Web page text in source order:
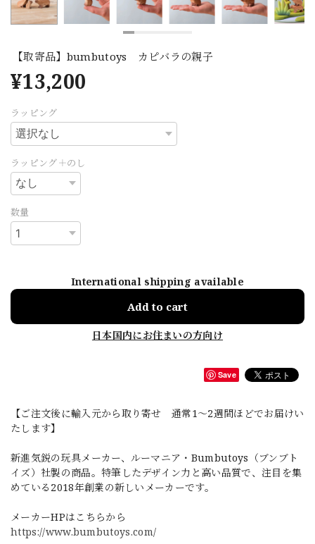
【取寄品】bumbutoys カピバラの親子
¥13,200
ラッピング
ラッピング＋のし
数量
International shipping available
Add to cart
日本国内にお住まいの方向け
Save
【ご注文後に輸入元から取り寄せ 通常1〜2週間ほどでお届けい
たします】
新進気鋭の玩具メーカー、ルーマニア・Bumbutoys（ブンブト
イズ）社製の商品。特筆したデザイン力と高い品質で、注目を集
めている2018年創業の新しいメーカーです。
メーカーHPはこちらから
https://www.bumbutoys.com/